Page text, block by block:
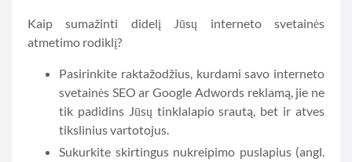
Kaip sumažinti didelį Jūsų interneto svetainės
atmetimo rodiklį?
Pasirinkite raktažodžius, kurdami savo interneto
svetainės SEO ar Google Adwords reklamą, jie ne
tik padidins Jūsų tinklalapio srautą, bet ir atves
tikslinius vartotojus.
Sukurkite skirtingus nukreipimo puslapius (angl.